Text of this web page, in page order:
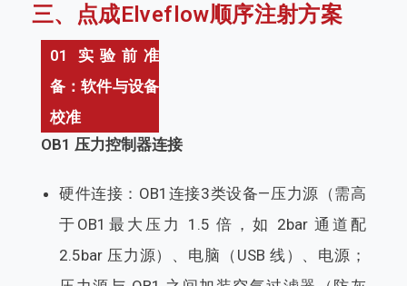
三、点成Elveflow顺序注射方案
01 实验前准
备：软件与设备
校准
OB1 压力控制器连接
硬件连接：OB1连接3类设备—压力源（需高
于OB1最大压力 1.5 倍，如 2bar 通道配
2.5bar 压力源）、电脑（USB 线）、电源；